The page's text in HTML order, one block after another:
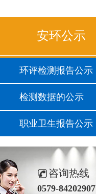
安环公示
环评检测报告公示
检测数据的公示
职业卫生报告公示
咨询热线
0579-84202907